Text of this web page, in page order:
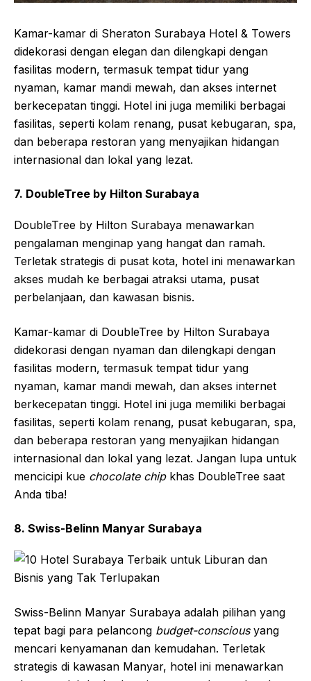
didekorasi dengan elegan dan dilengkapi dengan
fasilitas modern, termasuk tempat tidur yang
nyaman, kamar mandi mewah, dan akses internet
berkecepatan tinggi. Hotel ini juga memiliki berbagai
fasilitas, seperti kolam renang, pusat kebugaran, spa,
internasional dan lokal yang lezat.
7. DoubleTree by Hilton Surabaya
DoubleTree by Hilton Surabaya menawarkan
pengalaman menginap yang hangat dan ramah.
Terletak strategis di pusat kota, hotel ini menawarkan
akses mudah ke berbagai atraksi utama, pusat
perbelanjaan, dan kawasan bisnis.
didekorasi dengan nyaman dan dilengkapi dengan
fasilitas modern, termasuk tempat tidur yang
nyaman, kamar mandi mewah, dan akses internet
berkecepatan tinggi. Hotel ini juga memiliki berbagai
dan beberapa restoran yang menyajikan hidangan
internasional dan lokal yang lezat. Jangan lupa untuk
mencicipi kuechocolate chipkhas DoubleTree saat
Anda tiba!